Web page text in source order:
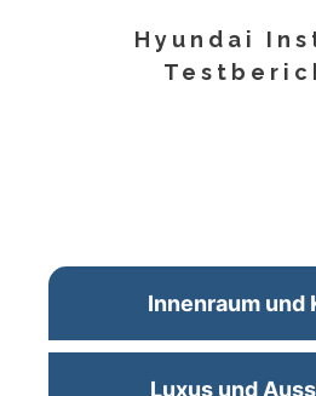
Hyundai
Innenraum und
Luxus und